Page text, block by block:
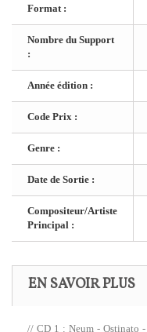
Format :
Nombre du Support
:
Année édition :
Code Prix :
Genre :
Date de Sortie :
Compositeur/Artiste
Principal :
EN SAVOIR PLUS
// CD 1 : Neum - Ostinato -